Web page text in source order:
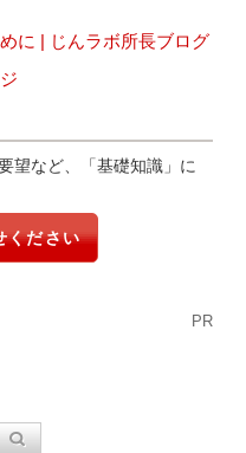
に | じんラボ所長ブログ
望など、「基礎知識」に
ください
PR